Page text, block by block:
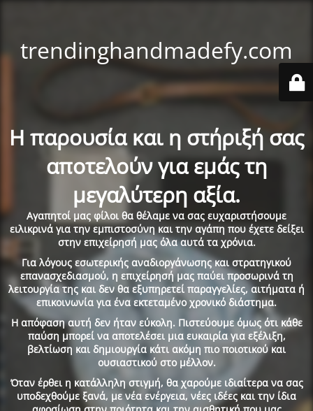
trendinghandmadefy.com
Η παρουσία και η στήριξή σας
αποτελούν για εμάς τη
μεγαλύτερη αξία.
Αγαπητοί μας φίλοι θα θέλαμε να σας ευχαριστήσουμε
ειλικρινά για την εμπιστοσύνη και την αγάπη που έχετε δείξει
στην επιχείρησή μας όλα αυτά τα χρόνια.
Για λόγους εσωτερικής αναδιοργάνωσης και στρατηγικού
επανασχεδιασμού, η επιχείρησή μας παύει προσωρινά τη
λειτουργία της και δεν θα εξυπηρετεί παραγγελίες, αιτήματα ή
επικοινωνία για ένα εκτεταμένο χρονικό διάστημα.
Η απόφαση αυτή δεν ήταν εύκολη. Πιστεύουμε όμως ότι κάθε
παύση μπορεί να αποτελέσει μια ευκαιρία για εξέλιξη,
βελτίωση και δημιουργία κάτι ακόμη πιο ποιοτικού και
ουσιαστικού στο μέλλον.
Όταν έρθει η κατάλληλη στιγμή, θα χαρούμε ιδιαίτερα να σας
υποδεχθούμε ξανά, με νέα ενέργεια, νέες ιδέες και την ίδια